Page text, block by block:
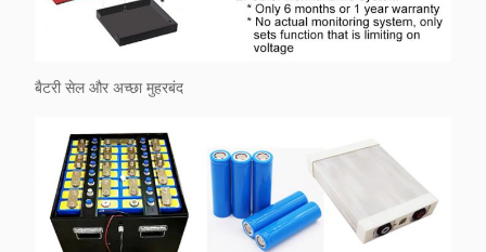
बैटरी सेल और अच्छा मुहरबंद